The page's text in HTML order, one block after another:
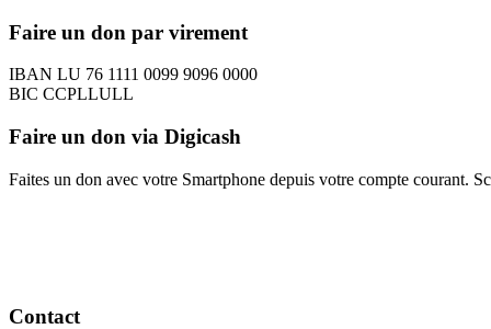
Faire un don par virement
IBAN LU 76 1111 0099 9096 0000
BIC CCPLLULL
Faire un don via Digicash
Faites un don avec votre Smartphone depuis votre compte courant.
Contact